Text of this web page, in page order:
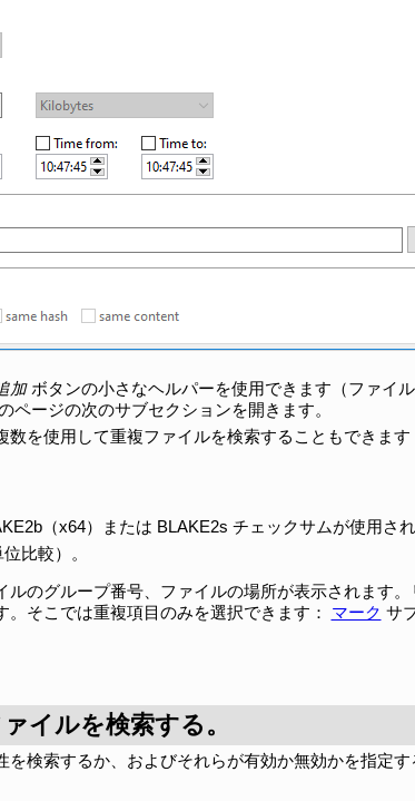
加ボタンの小さなヘルパーを使用できます（ファイ
ページの次のサブセクションを開きます。
を使用して重複ファイルを検索することもできます
（x64）または BLAKE2s チェックサムが使用され
比較）。
ルのグループ番号、ファイルの場所が表示されます
そこでは重複項目のみを選択できます： マーク サ
イルを検索する。
検索するか、およびそれらが有効か無効かを指定